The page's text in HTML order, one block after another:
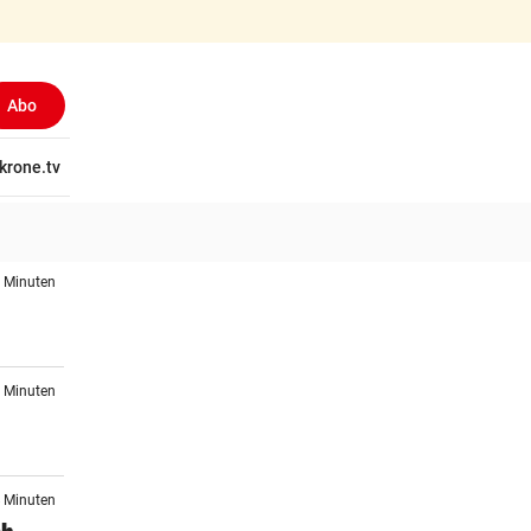
Abo
krone.tv
Minuten
Minuten
Minuten